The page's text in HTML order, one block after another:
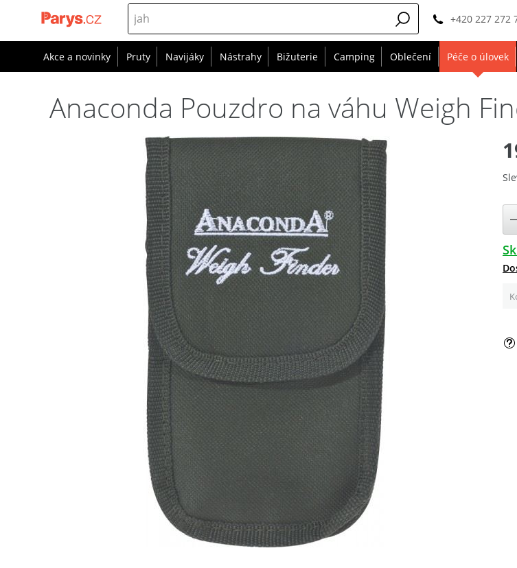
+420 227 272
Akce a novinky Pruty Navijáky Nástrahy Bižuterie Camping Oblečení Péče o úlovek
Anaconda Pouzdro na váhu Weigh